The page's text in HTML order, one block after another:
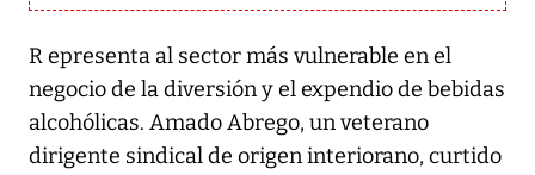
R epresenta al sector más vulnerable en el
negocio de la diversión y el expendio de bebidas
alcohólicas. Amado Abrego, un veterano
dirigente sindical de origen interiorano, curtido